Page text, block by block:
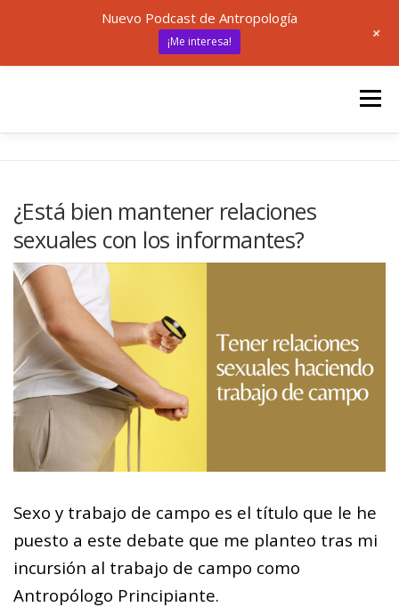
Menú
🎙 ANTRÓPODAS ARTÍCULOS RECURSOS
✍ SOBRE MÍ
¿Está bien mantener relaciones
sexuales con los informantes?
Sexo y trabajo de campo es el título que le he
puesto a este debate que me planteo tras mi
incursión al trabajo de campo como
Antropólogo Principiante.
Nuevo Podcast de Antropología
¡Me interesa! +